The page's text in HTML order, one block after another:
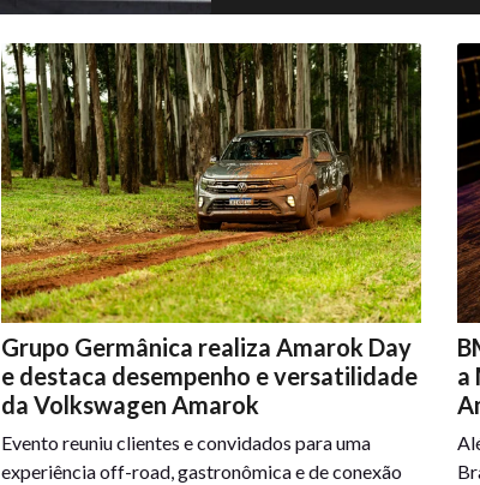
Grupo Germânica realiza Amarok Day
e destaca desempenho e versatilidade
da Volkswagen Amarok
Evento reuniu clientes e convidados para uma
experiência off-road, gastronômica e de conexão
a